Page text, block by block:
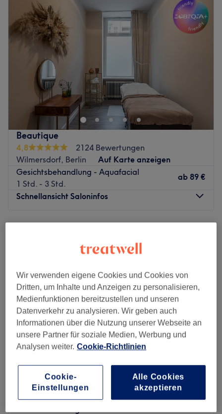
Beautique
4,8
2124 Bewertungen
Wilmersdorf, Berlin
Auf Karte anzeigen
Gesichtsbehandlung - Aquafacial
1 Std. - 3 Std.
ab 89 €
Schnellansicht Saloninfos
Montag 09:00–20:00
Freitag
09:00– 20:00
Samstag
09:00–20:00
Sonntag
Geschlossen
Im Kosmetikstudio Beautique in Berlin, Wilmersdorf, in der
Nähe des Volkspark Wilmersdorf, kannst du dich und
deine Haut von Experten mit hochwertigen Behandlungen
tolle Gesichtsreinigungen, Wimpernverlängerungen,
dauerhafte Haarentfernung und Spray Tanning!
Nächste öffentliche Verkehrsmittel:
Kumo Beauty
168 Bewertungen
Friedrich-Wilhelm-Platz, Berlin
Wir verwenden eigene Cookies und Cookies von
Dritten, um Inhalte und Anzeigen zu personalisieren,
Medienfunktionen bereitzustellen und unseren
Datenverkehr zu analysieren. Wir geben auch
Informationen über die Nutzung unserer Webseite an
unsere Partner für soziale Medien, Werbung und
Analysen weiter. Cookie-Richtlinien
Cookie-
Einstellungen
Alle Cookies
akzeptieren